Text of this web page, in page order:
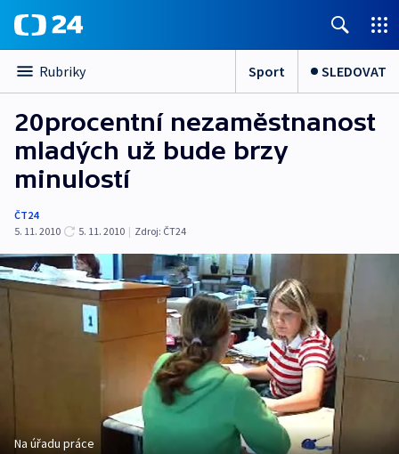
Rubriky Sport SLEDOVAT
20procentní nezaměstnanost
mladých už bude brzy
minulostí
ČT24
5. 11. 2010
5. 11. 2010 | Zdroj: ČT24
Na úřadu práce